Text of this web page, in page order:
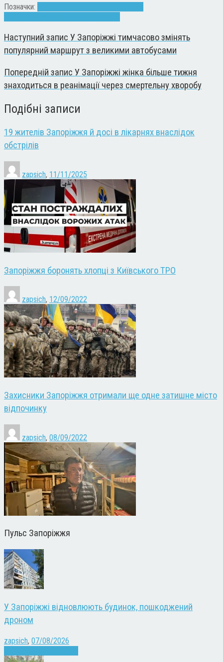
Позначки:
Наступний запис У Запоріжжі тимчасово змінять
популярний маршрут з великими автобусами
Попередній запис У Запоріжжі жінка більше тижня
знаходиться в реанімації через смертельну хворобу
Подібні записи
19 жителів Запоріжжя й досі в лікарнях внаслідок
обстрілів
zapsich, 11/11/2025
Запоріжжя боронять хлопці з Київського ТРО
zapsich, 12/09/2022
Захисники Запоріжжя отримали ще одне затишне місто
відпочинку
zapsich, 08/09/2022
Пульс Запоріжжя
У Запоріжжі відновлюють будинок, пошкоджений
дроном
zapsich, 07/08/2026